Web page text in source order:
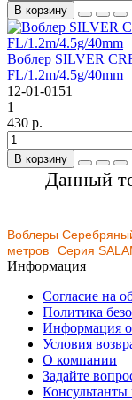
В корзину
Воблер SILVER
FL/1.2m/4.5g/40mm
12-01-0151
1
430 р.
В корзину
Данный
Воблеры
метров
Серия
Информация
Согласие на
Политика
Информация о
Условия
О компании
Задайте